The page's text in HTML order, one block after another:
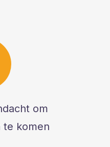
om
komen